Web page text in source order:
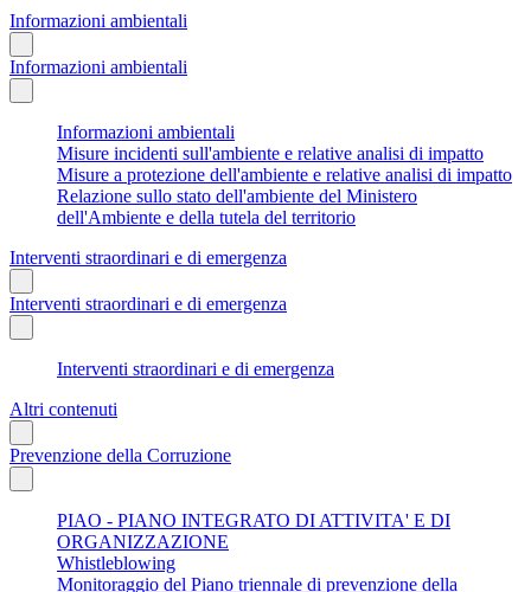
Informazioni ambientali
Informazioni ambientali
Informazioni ambientali
Misure incidenti sull'ambiente e relative analisi di impatto
Misure a protezione dell'ambiente e relative analisi di impatto
Relazione sullo stato dell'ambiente del Ministero
dell'Ambiente e della tutela del territorio
Interventi straordinari e di emergenza
Interventi straordinari e di emergenza
Interventi straordinari e di emergenza
Altri contenuti
Prevenzione della Corruzione
PIAO - PIANO INTEGRATO DI ATTIVITA' E DI
ORGANIZZAZIONE
Whistleblowing
Monitoraggio del Piano triennale di prevenzione della